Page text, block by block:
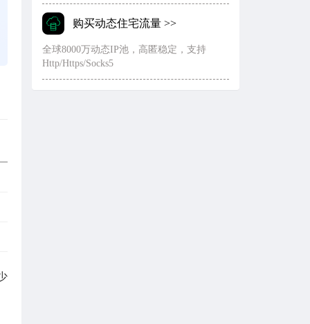
购买动态住宅流量 >>
全球8000万动态IP池，高匿稳定，支持
Http/Https/Socks5